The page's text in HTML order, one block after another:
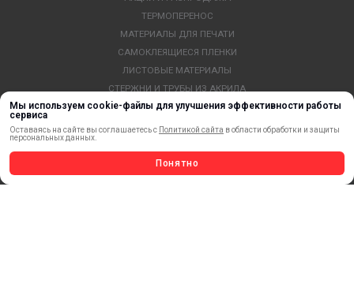
Мы используем cookie-файлы для улучшения эффективности работы
сервиса
Оставаясь на сайте вы соглашаетесь с Политикой сайта в области обработки и защиты
персональных данных.
Понятно
ТЕРМОПЕРЕНОС
МАТЕРИАЛЫ ДЛЯ ПЕЧАТИ
САМОКЛЕЯЩИЕСЯ ПЛЕНКИ
ЛИСТОВЫЕ МАТЕРИАЛЫ
СТЕРЖНИ И ТРУБЫ ИЗ АКРИЛА
ОБОРУДОВАНИЕ
ФЛАГШТОКИ SKYPOLE
ПРОФИЛИ И ПРОФИЛЬНЫЕ СИСТЕМЫ
КРАСКИ, ЧЕРНИЛА, КАРТРИДЖИ
МОБИЛЬНЫЕ СТЕНДЫ И POSM